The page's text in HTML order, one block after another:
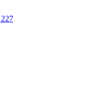
227